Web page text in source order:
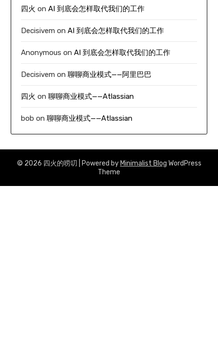
四火 onAI 到底会怎样取代我们的工作
Decisivem onAI 到底会怎样取代我们的工作
Anonymous onAI 到底会怎样取代我们的工作
Decisivem on聊聊商业模式——阿里巴巴
四火 on聊聊商业模式——Atlassian
bob on聊聊商业模式——Atlassian
© 2026 四火的唠叨 | Powered by Minimalist Blog WordPress
Theme